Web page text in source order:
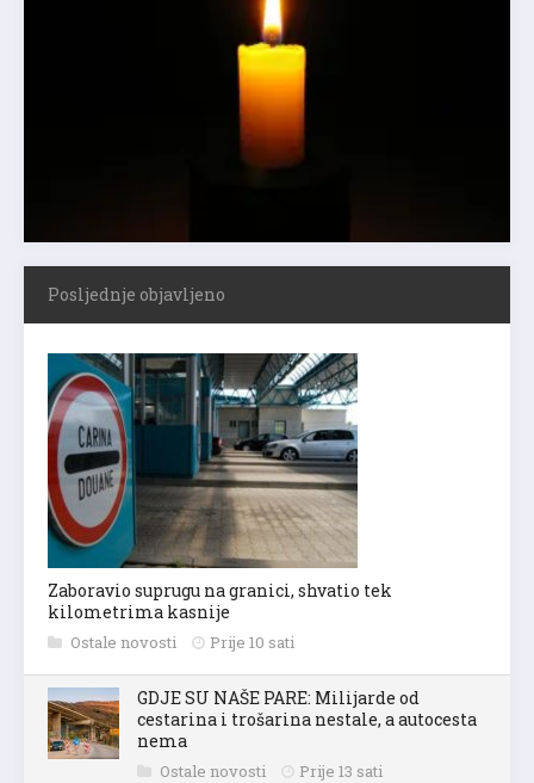
Posljednje objavljeno
Zaboravio suprugu na granici, shvatio tek
kilometrima kasnije
Ostale novosti Prije 10 sati
GDJE SU NAŠE PARE: Milijarde od
cestarina i trošarina nestale, a autocesta
nema
Ostale novosti Prije 13 sati